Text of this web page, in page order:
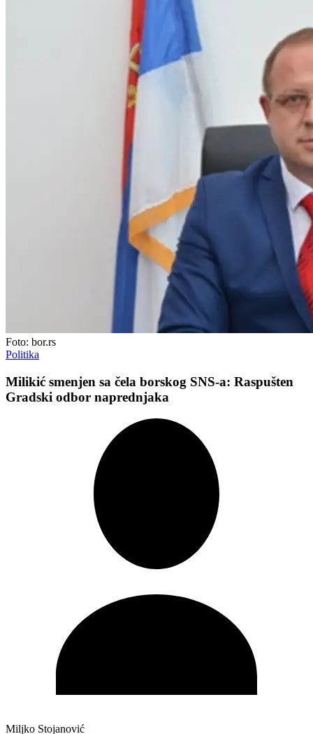
Foto: bor.rs
Politika
Milikić smenjen sa čela borskog SNS-a: Raspušten
Gradski odbor naprednjaka
Miljko Stojanović